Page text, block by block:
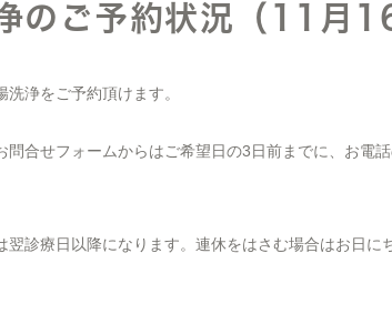
のご予約状況（11月
浄をご予約頂けます。
問合せフォームからはご希望日の3日前までに、お電
翌診療日以降になります。連休をはさむ場合はお日に